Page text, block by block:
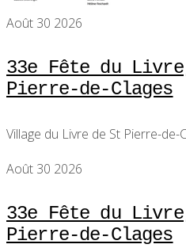
Août 30 2026
33e Fête du
Pierre-de-Clages
Village du Livre de St Pierre-de-
Août 30 2026
33e Fête du
Pierre-de-Clages